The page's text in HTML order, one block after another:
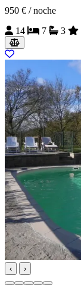
950 € / noche
14
7 3
‹ ›